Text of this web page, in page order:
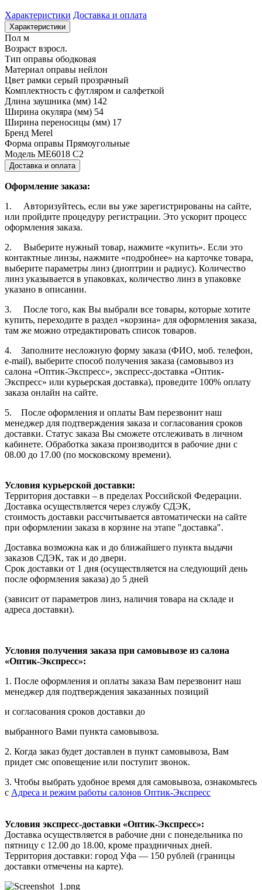
Характеристики Доставка и оплата
Характеристики
Пол м
Возраст взросл.
Тип оправы ободковая
Материал оправы нейлон
Цвет рамки серый прозрачный
Комплектность с футляром и салфеткой
Длина заушника (мм) 142
Ширина окуляра (мм) 54
Ширина переносицы (мм) 17
Бренд Merel
Форма оправы Прямоугольные
Модель ME6018 C2
Доставка и оплата
Оформление заказа:
1. Авторизуйтесь, если вы уже зарегистрированы на сайте,
или пройдите процедуру регистрации. Это ускорит процесс
оформления заказа.
2. Выберите нужный товар, нажмите «купить». Если это
контактные линзы, нажмите «подробнее» на карточке товара,
выберите параметры линз (диоптрии и радиус). Количество
линз указывается в упаковках, количество линз в упаковке
указано в описании.
3. После того, как Вы выбрали все товары, которые хотите
купить, переходите в раздел «корзина» для оформления заказа,
там же можно отредактировать список товаров.
4. Заполните несложную форму заказа (ФИО, моб. телефон,
e-mail), выберите способ получения заказа (самовывоз из
салона «Оптик-Экспресс», экспресс-доставка «Оптик-
Экспресс» или курьерская доставка), проведите 100% оплату
заказа онлайн на сайте.
5. После оформления и оплаты Вам перезвонит наш
менеджер для подтверждения заказа и согласования сроков
доставки. Статус заказа Вы сможете отслеживать в личном
кабинете. Обработка заказа производится в рабочие дни с
08.00 до 17.00 (по московскому времени).
Условия курьерской доставки:
Территория доставки – в пределах Российской Федерации.
Доставка осуществляется через службу СДЭК,
стоимость доставки рассчитывается автоматически на сайте
при оформлении заказа в корзине на этапе "доставка".
Доставка возможна как и до ближайшего пункта выдачи
заказов СДЭК, так и до двери.
Срок доставки от 1 дня (осуществляется на следующий день
после оформления заказа) до 5 дней
(зависит от параметров линз, наличия товара на складе и
адреса доставки).
Условия получения заказа при самовывозе из салона
«Оптик-Экспресс»:
1. После оформления и оплаты заказа Вам перезвонит наш
менеджер для подтверждения заказанных позиций
и согласования сроков доставки до
выбранного Вами пункта самовывоза.
2. Когда заказ будет доставлен в пункт самовывоза, Вам
придет смс оповещение или поступит звонок.
3. Чтобы выбрать удобное время для самовывоза, ознакомьтесь
с Адреса и режим работы салонов Оптик-Экспресс
Условия экспресс-доставки «Оптик-Экспресс»:
Доставка осуществляется в рабочие дни с понедельника по
пятницу с 12.00 до 18.00, кроме праздничных дней.
Территория доставки: город Уфа — 150 рублей (границы
доставки отмечены на карте).